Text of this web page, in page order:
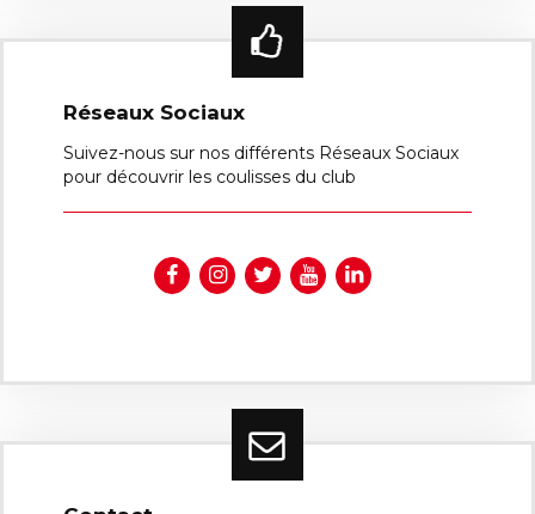
Réseaux Sociaux
Suivez-nous sur nos différents Réseaux Sociaux
pour découvrir les coulisses du club